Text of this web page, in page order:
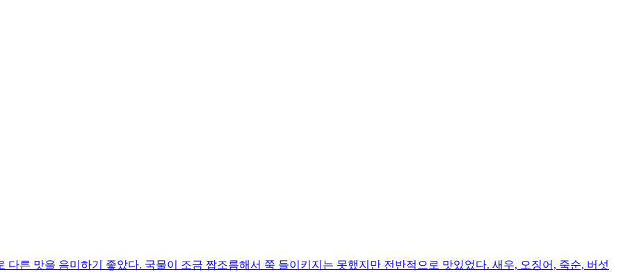
른 맛을 음미하기 좋았다. 국물이 조금 짭조름해서 쭉 들이키지는 못했지만 전반적으로 맛있었다. 새우, 오징어, 죽순, 버섯